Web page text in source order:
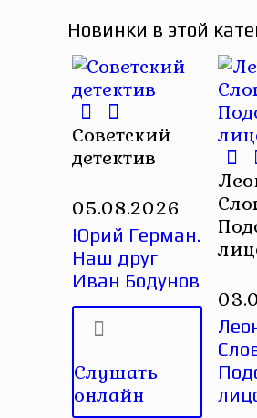
Новинки в этой
Советский
детектив
05.08.2026
Юрий Герман.
Наш друг
Иван Бодунов
Слушать
онлайн